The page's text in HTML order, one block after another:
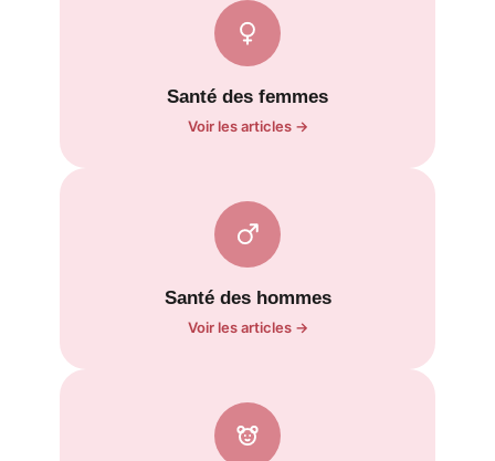
Santé des femmes
Voir les articles →
Santé des hommes
Voir les articles →